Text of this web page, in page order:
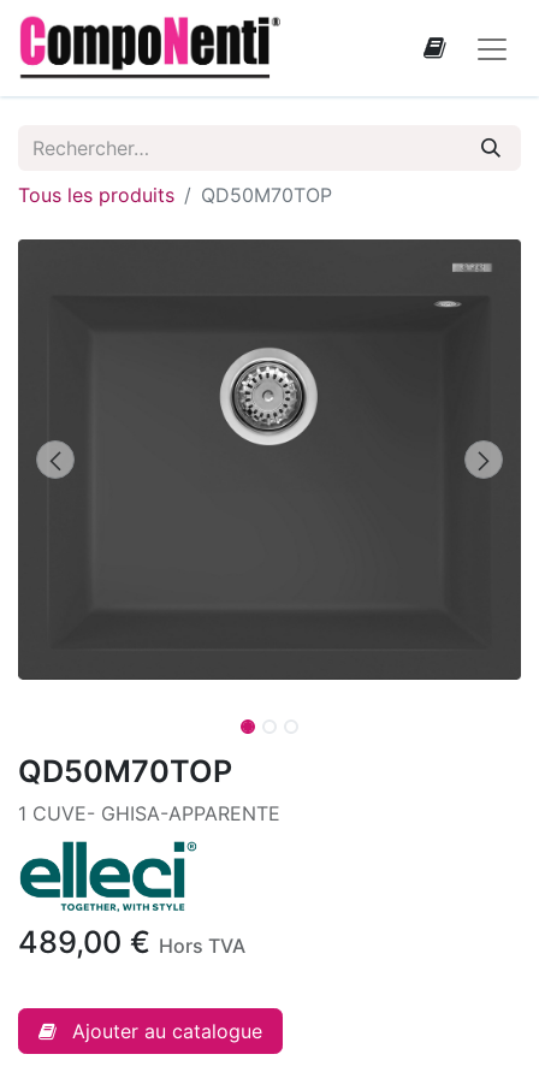
Tous les produits QD50M70TOP
QD50M70TOP
1 CUVE- GHISA-APPARENTE
489,00 € Hors TVA
Ajouter au catalogue